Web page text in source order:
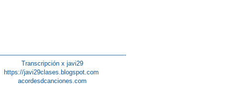
Transcripción x javi29
https://javi29clases.blogspot.com
acordesdcanciones.com